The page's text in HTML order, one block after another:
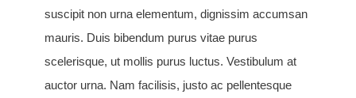
suscipit non urna elementum, dignissim accumsan
mauris. Duis bibendum purus vitae purus
scelerisque, ut mollis purus luctus. Vestibulum at
auctor urna. Nam facilisis, justo ac pellentesque